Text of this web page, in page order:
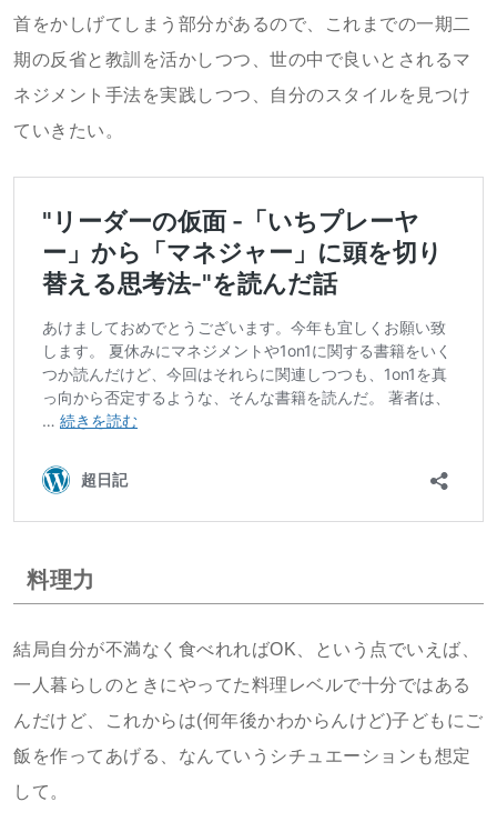
首をかしげてしまう部分があるので、これまでの一期二
期の反省と教訓を活かしつつ、世の中で良いとされるマ
ネジメント手法を実践しつつ、自分のスタイルを見つけ
ていきたい。
料理力
結局自分が不満なく食べれればOK、という点でいえば、
一人暮らしのときにやってた料理レベルで十分ではある
んだけど、これからは(何年後かわからんけど)子どもにご
飯を作ってあげる、なんていうシチュエーションも想定
して。